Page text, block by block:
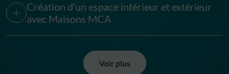
Création d’un espace intérieur et extérieur
avec Maisons MCA
Voir plus